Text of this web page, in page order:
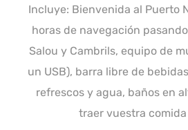
Incluye: Bienvenida al Puerto
horas de navegación
Salou y Cambrils, equipo de
un USB), barra libre de
refrescos y agua, baños en
traer vuestra comida